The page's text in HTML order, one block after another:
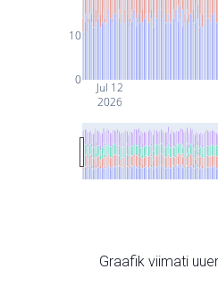
Jul 12
2026
0
10
Graafik viimati